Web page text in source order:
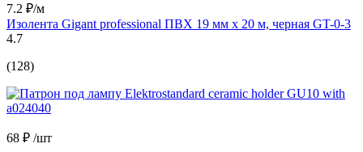
7.2 ₽/м
Изолента Gigant professional ПВХ 19 мм х 20 м, черная GT-0-3
4.7
(128)
68 ₽ /шт